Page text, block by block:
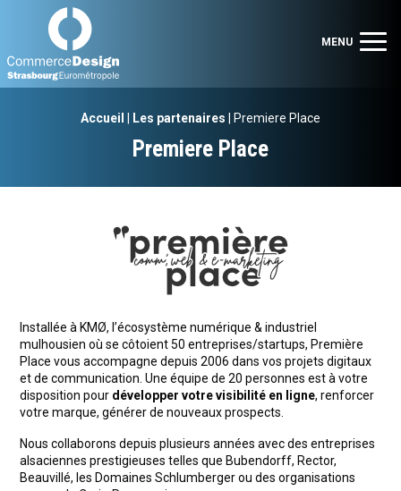
Commerce Design Strasbourg Eurométropole
MENU
Accueil Les partenaires Premiere Place
Premiere Place
Installée à KMØ, l’écosystème numérique & industriel
mulhousien où se côtoient 50 entreprises/startups, Première
Place vous accompagne depuis 2006 dans vos projets digitaux
et de communication. Une équipe de 20 personnes est à votre
disposition pour développer votre visibilité en ligne, renforcer
votre marque, générer de nouveaux prospects.
Nous collaborons depuis plusieurs années avec des entreprises
alsaciennes prestigieuses telles que Bubendorff, Rector,
Beauvillé, les Domaines Schlumberger ou des organisations